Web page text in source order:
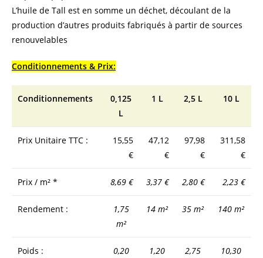
L’huile de Tall est en somme un déchet, découlant de la
production d’autres produits fabriqués à partir de sources
renouvelables
Conditionnements & Prix:
Conditionnements
0,125
L
1 L 2,5 L 10 L
Prix Unitaire TTC :
15,55
€
47,12
€
97,98
€
311,58
€
Prix / m² * 8,69 € 3,37 € 2,80 € 2,23 €
Rendement :
1,75
m²
14 m² 35 m² 140 m²
Poids : 0,20 1,20 2,75 10,30